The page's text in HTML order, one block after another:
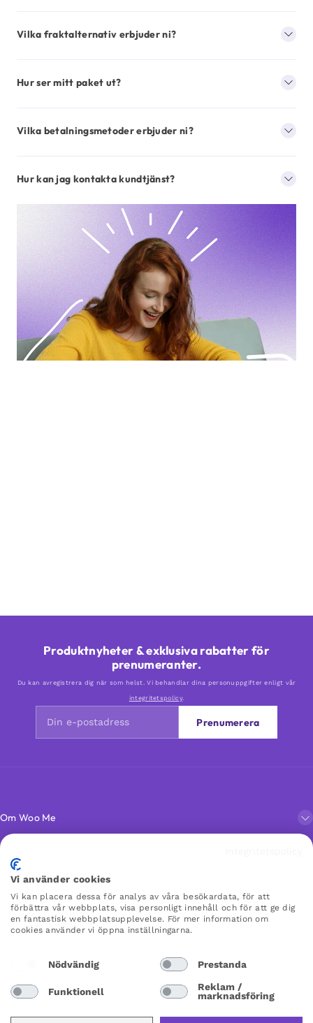
Vilka fraktalternativ erbjuder ni?
Hur ser mitt paket ut?
Vilka betalningsmetoder erbjuder ni?
Hur kan jag kontakta kundtjänst?
Produktnyheter & exklusiva rabatter för
prenumeranter.
Du kan avregistrera dig när som helst. Vi behandlar dina personuppgifter enligt vår
integritetspolicy.
Prenumerera
Om Woo Me
Kundservice
Favoriter
WOO ME
Vi använder cookies
Vi kan placera dessa för analys av våra besökardata, för att
förbättra vår webbplats, visa personligt innehåll och för att ge dig
en fantastisk webbplatsupplevelse. För mer information om
cookies använder vi öppna inställningarna.
Nödvändig Prestanda
Funktionell
Reklam /
marknadsföring